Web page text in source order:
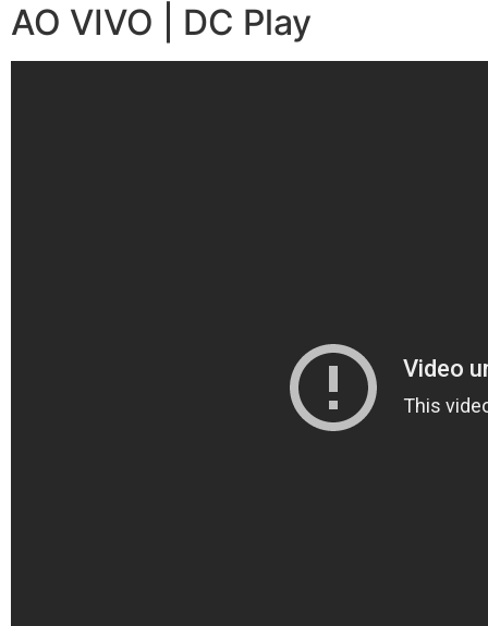
AO VIVO | DC Play